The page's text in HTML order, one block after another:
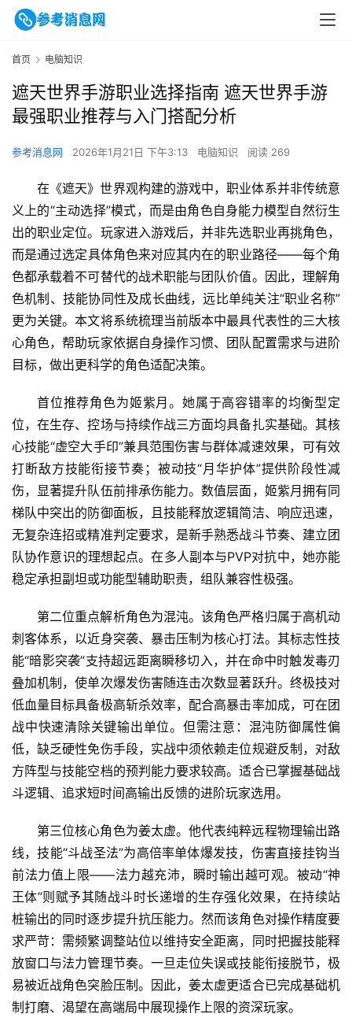
首页 电脑知识
遮天世界手游职业选择指南 遮天世界手游
最强职业推荐与入门搭配分析
参考消息网 2026年1月21日 下午3:13 电脑知识 阅读 269
在《遮天》世界观构建的游戏中，职业体系并非传统意
义上的“主动选择”模式，而是由角色自身能力模型自然衍生
出的职业定位。玩家进入游戏后，并非先选职业再挑角色，
而是通过选定具体角色来对应其内在的职业路径——每个角
色都承载着不可替代的战术职能与团队价值。因此，理解角
色机制、技能协同性及成长曲线，远比单纯关注“职业名称”
更为关键。本文将系统梳理当前版本中最具代表性的三大核
心角色，帮助玩家依据自身操作习惯、团队配置需求与进阶
目标，做出更科学的角色适配决策。
首位推荐角色为姬紫月。她属于高容错率的均衡型定
位，在生存、控场与持续作战三方面均具备扎实基础。其核
心技能“虚空大手印”兼具范围伤害与群体减速效果，可有效
打断敌方技能衔接节奏；被动技“月华护体”提供阶段性减
伤，显著提升队伍前排承伤能力。数值层面，姬紫月拥有同
梯队中突出的防御面板，且技能释放逻辑简洁、响应迅速，
无复杂连招或精准判定要求，是新手熟悉战斗节奏、建立团
队协作意识的理想起点。在多人副本与PVP对抗中，她亦能
稳定承担副坦或功能型辅助职责，组队兼容性极强。
第二位重点解析角色为混沌。该角色严格归属于高机动
刺客体系，以近身突袭、暴击压制为核心打法。其标志性技
能“暗影突袭”支持超远距离瞬移切入，并在命中时触发毒刃
叠加机制，使单次爆发伤害随连击次数显著跃升。终极技对
低血量目标具备极高斩杀效率，配合高暴击率加成，可在团
战中快速清除关键输出单位。但需注意：混沌防御属性偏
低，缺乏硬性免伤手段，实战中须依赖走位规避反制，对敌
方阵型与技能空档的预判能力要求较高。适合已掌握基础战
斗逻辑、追求短时间高输出反馈的进阶玩家选用。
第三位核心角色为姜太虚。他代表纯粹远程物理输出路
线，技能“斗战圣法”为高倍率单体爆发技，伤害直接挂钩当
前法力值上限——法力越充沛，瞬时输出越可观。被动“神
王体”则赋予其随战斗时长递增的生存强化效果，在持续站
桩输出的同时逐步提升抗压能力。然而该角色对操作精度要
求严苛：需频繁调整站位以维持安全距离，同时把握技能释
放窗口与法力管理节奏。一旦走位失误或技能衔接脱节，极
易被近战角色突脸压制。因此，姜太虚更适合已完成基础机
制打磨、渴望在高端局中展现操作上限的资深玩家。